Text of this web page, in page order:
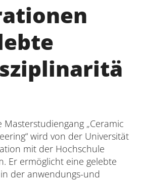
Masterstudiengang „Ceramic
wird von der Universität
mit der Hochschule
Er ermöglicht eine gelebte
der anwendungs-und